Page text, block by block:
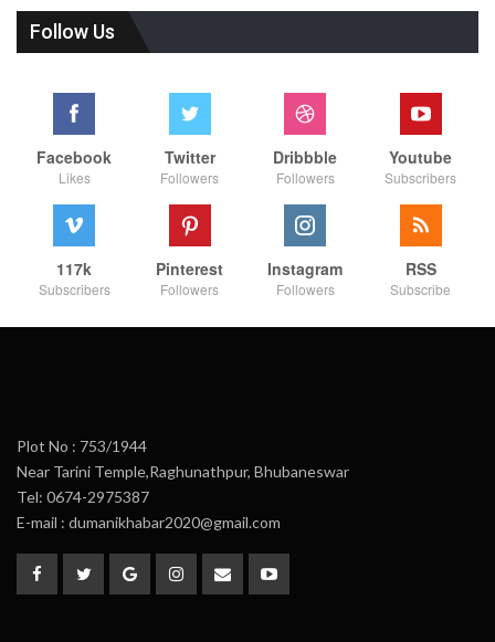
Follow Us
Facebook
Likes
Twitter
Followers
Dribbble
Followers
Youtube
Subscribers
117k
Subscribers
Pinterest
Followers
Instagram
Followers
RSS
Subscribe
Plot No : 753/1944
Near Tarini Temple,Raghunathpur, Bhubaneswar
Tel: 0674-2975387
E-mail : dumanikhabar2020@gmail.com